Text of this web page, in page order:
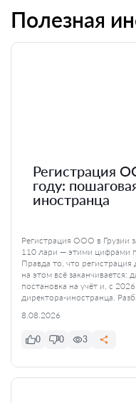
Полезная
Регистрация
году:
иностранца
Регистрация ООО в Грузии
110 лари — этими цифрами
Правда то, что
на этом всё заканчивается:
постановка на учёт и, с
директора-иностранца.
8.08.2026
0 0 3